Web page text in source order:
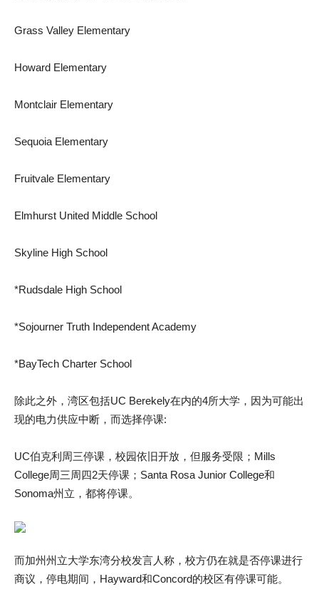
Grass Valley Elementary
Howard Elementary
Montclair Elementary
Sequoia Elementary
Fruitvale Elementary
Elmhurst United Middle School
Skyline High School
*Rudsdale High School
*Sojourner Truth Independent Academy
*BayTech Charter School
除此之外，湾区包括UC Berekely在内的4所大学，因为可能出
现的电力供应中断，而选择停课:
UC伯克利周三停课，校园依旧开放，但服务受限；Mills
College周三周四2天停课；Santa Rosa Junior College和
Sonoma州立，都将停课。
而加州州立大学东湾分校发言人称，校方仍在就是否停课进行
商议，停电期间，Hayward和Concord的校区有停课可能。